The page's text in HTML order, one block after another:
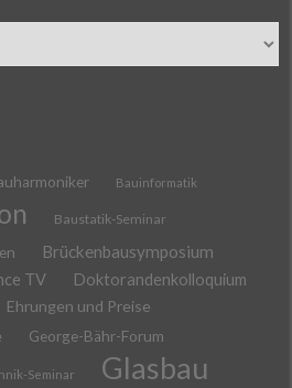
Bauinformatik
Baustatik-Seminar
Brückenbausymposium
TV Doktorandenkolloquium
Ehrungen und Preise
George-Bähr-Forum
Seminar Glasbau